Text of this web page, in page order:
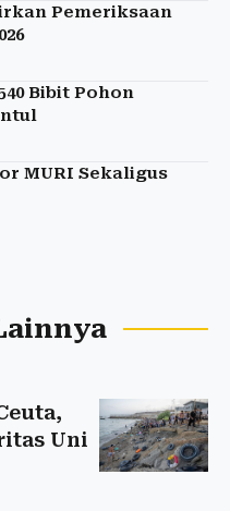
Pemeriksaan
Bibit Pohon
MURI Sekaligus
Uni